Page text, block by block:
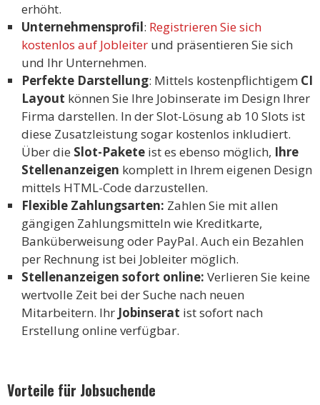
erhöht.
Unternehmensprofil: Registrieren Sie sich
kostenlos auf Jobleiter und präsentieren Sie sich
und Ihr Unternehmen.
Perfekte Darstellung: Mittels kostenpflichtigem CI
Layout können Sie Ihre Jobinserate im Design Ihrer
Firma darstellen. In der Slot-Lösung ab 10 Slots ist
diese Zusatzleistung sogar kostenlos inkludiert.
Über die Slot-Pakete ist es ebenso möglich, Ihre
Stellenanzeigen komplett in Ihrem eigenen Design
mittels HTML-Code darzustellen.
Flexible Zahlungsarten: Zahlen Sie mit allen
gängigen Zahlungsmitteln wie Kreditkarte,
Banküberweisung oder PayPal. Auch ein Bezahlen
per Rechnung ist bei Jobleiter möglich.
Stellenanzeigen sofort online: Verlieren Sie keine
wertvolle Zeit bei der Suche nach neuen
Mitarbeitern. Ihr Jobinserat ist sofort nach
Erstellung online verfügbar.
Vorteile für Jobsuchende